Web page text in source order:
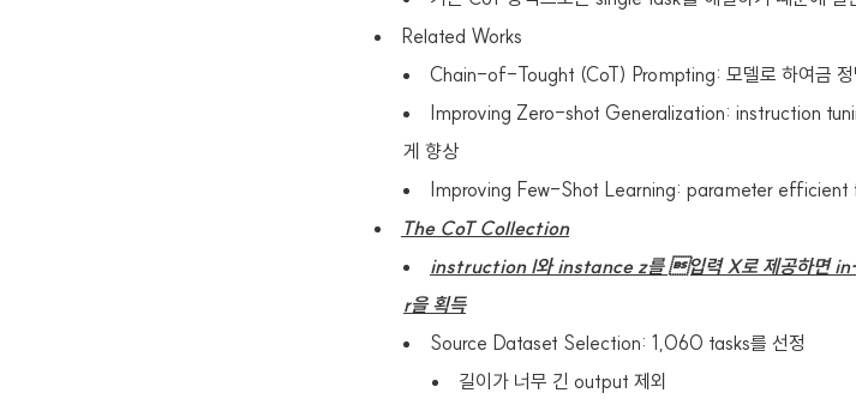
Related Works
Chain-of-Tought (CoT) Prompting: 모델로 하여금 정
Improving Zero-shot Generalization: instruction
게 향상
Improving Few-Shot Learning: parameter
The CoT Collection
instruction I와 instance z를 입력 X로 제공하면
r을 획득
Source Dataset Selection: 1,060 tasks를 선정
길이가 너무 긴 output 제외